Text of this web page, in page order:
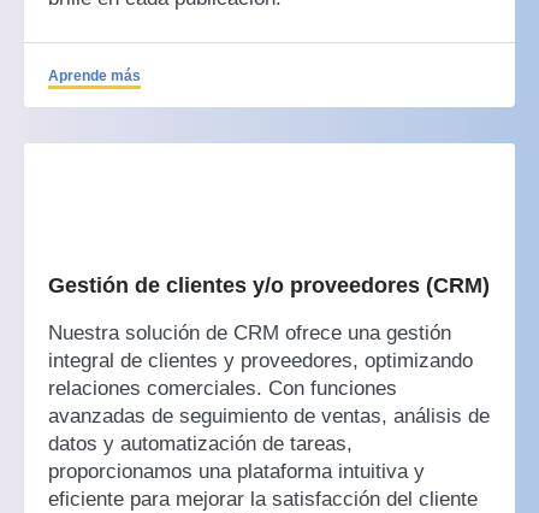
Aprende más
Gestión de clientes y/o proveedores (CRM)
Nuestra solución de CRM ofrece una gestión
integral de clientes y proveedores, optimizando
relaciones comerciales. Con funciones
avanzadas de seguimiento de ventas, análisis de
datos y automatización de tareas,
proporcionamos una plataforma intuitiva y
eficiente para mejorar la satisfacción del cliente